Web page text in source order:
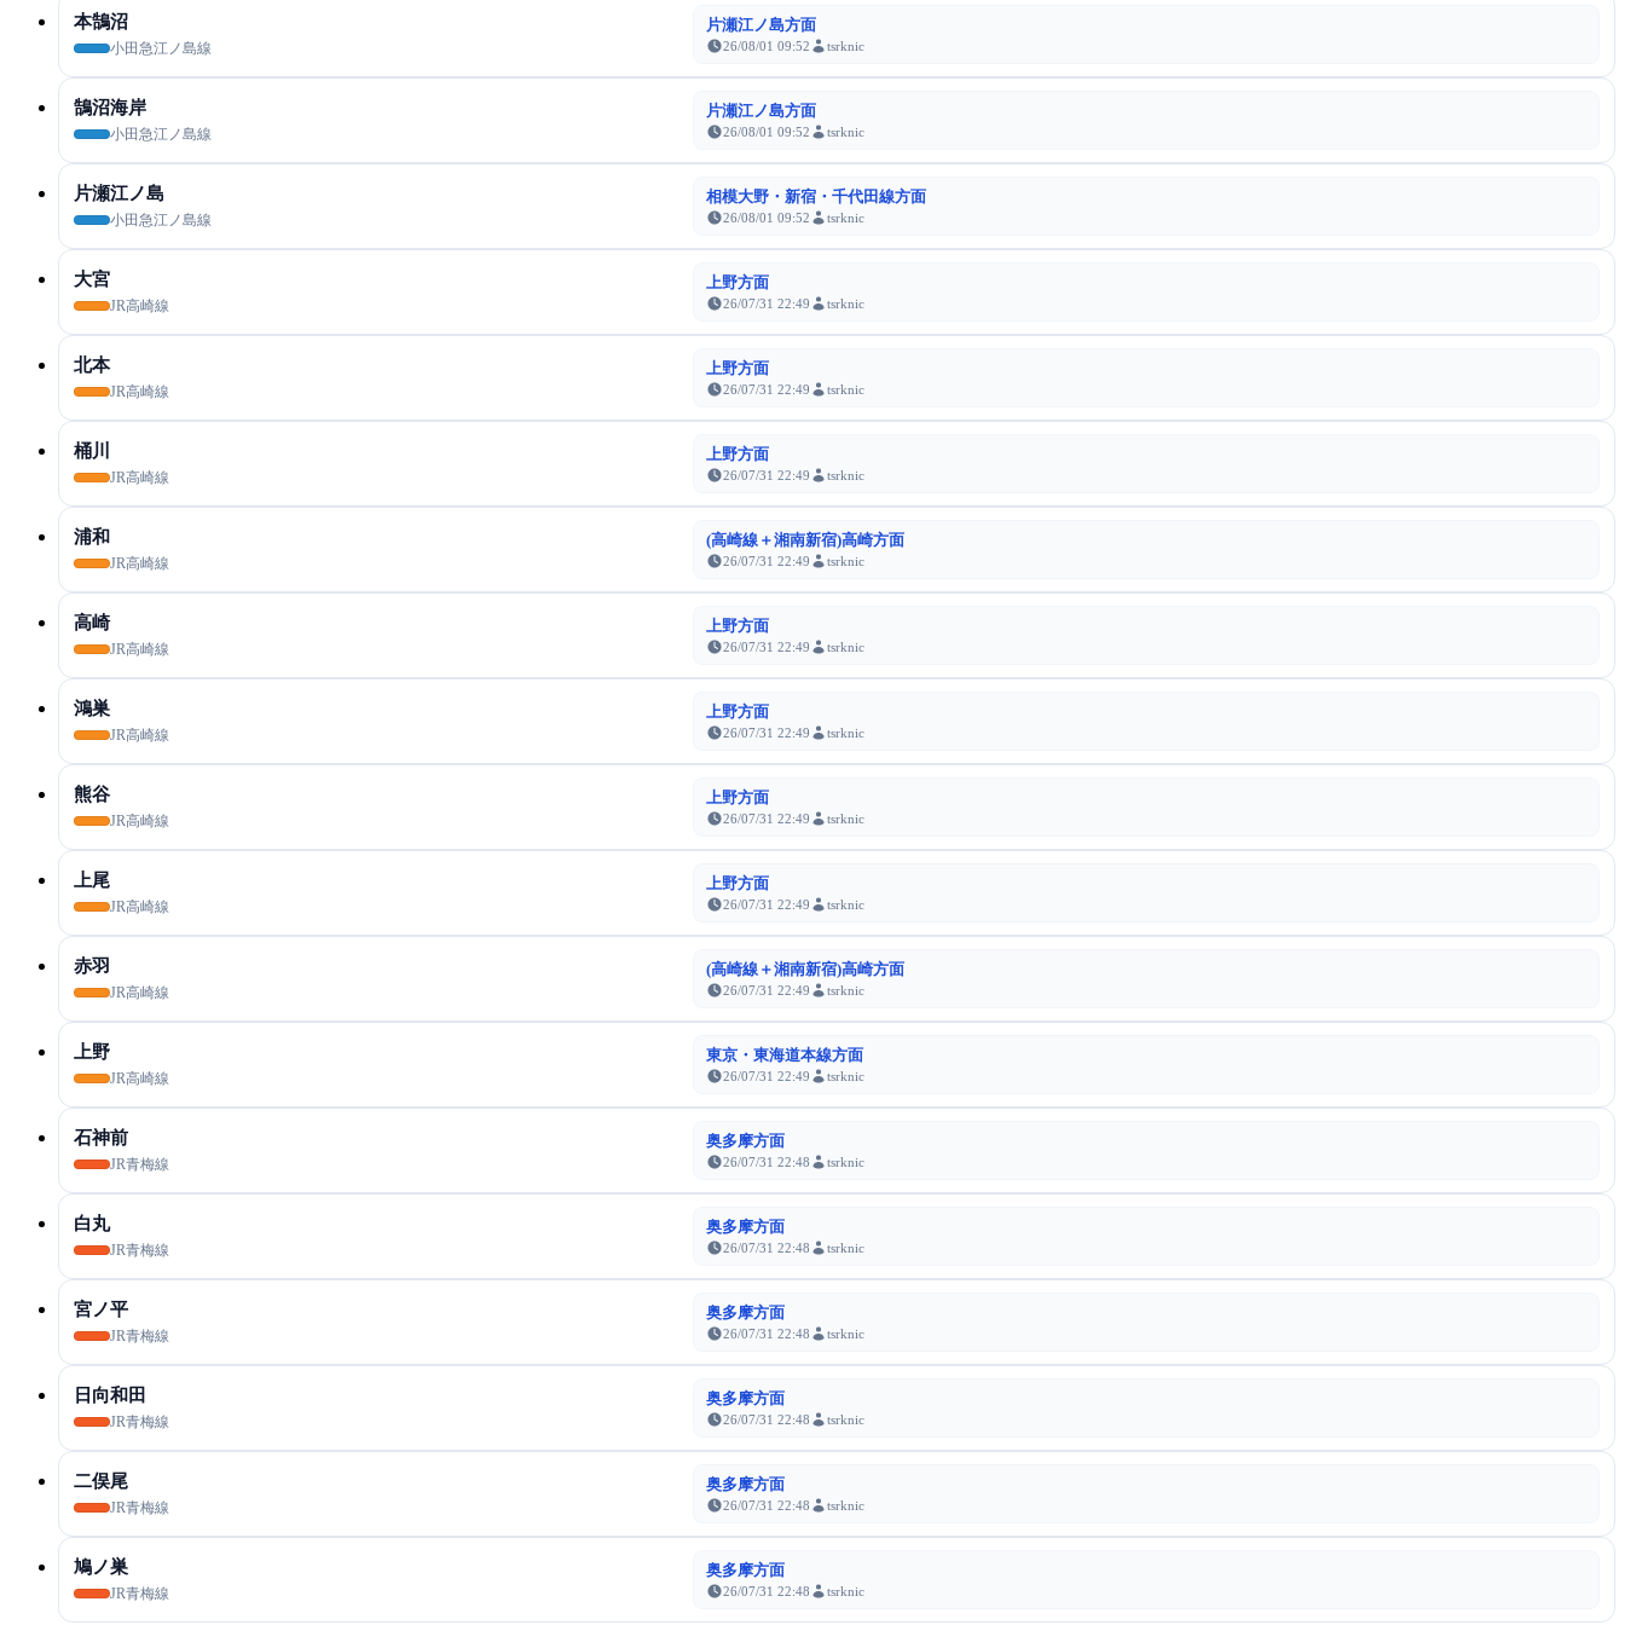
本鵠沼
小田急江ノ島線
片瀬江ノ島方面
26/08/01 09:52 tsrknic
鵠沼海岸
小田急江ノ島線
片瀬江ノ島方面
26/08/01 09:52 tsrknic
片瀬江ノ島
小田急江ノ島線
相模大野・新宿・千代田線方面
26/08/01 09:52 tsrknic
大宮
JR高崎線
上野方面
26/07/31 22:49 tsrknic
北本
JR高崎線
上野方面
26/07/31 22:49 tsrknic
桶川
JR高崎線
上野方面
26/07/31 22:49 tsrknic
浦和
JR高崎線
(高崎線＋湘南新宿)高崎方面
26/07/31 22:49 tsrknic
高崎
JR高崎線
上野方面
26/07/31 22:49 tsrknic
鴻巣
JR高崎線
上野方面
26/07/31 22:49 tsrknic
熊谷
JR高崎線
上野方面
26/07/31 22:49 tsrknic
上尾
JR高崎線
上野方面
26/07/31 22:49 tsrknic
赤羽
JR高崎線
(高崎線＋湘南新宿)高崎方面
26/07/31 22:49 tsrknic
上野
JR高崎線
東京・東海道本線方面
26/07/31 22:49 tsrknic
石神前
JR青梅線
奥多摩方面
26/07/31 22:48 tsrknic
白丸
JR青梅線
奥多摩方面
26/07/31 22:48 tsrknic
宮ノ平
JR青梅線
奥多摩方面
26/07/31 22:48 tsrknic
日向和田
JR青梅線
奥多摩方面
26/07/31 22:48 tsrknic
二俣尾
JR青梅線
奥多摩方面
26/07/31 22:48 tsrknic
鳩ノ巣
JR青梅線
奥多摩方面
26/07/31 22:48 tsrknic